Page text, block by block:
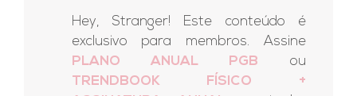
Hey, Stranger! Este conteúdo é
exclusivo para membros. Assine
PLANO ANUAL PGB ou
TRENDBOOK FÍSICO +